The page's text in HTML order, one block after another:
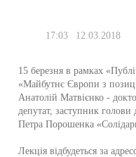
17:03 12.03.2018
15 березня в рамках
«Майбутнє Європи з
Анатолій Матвієнко -
депутат, заступник голови
Петра Порошенка
Лекція відбудеться за